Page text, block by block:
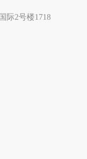
际2号楼1718